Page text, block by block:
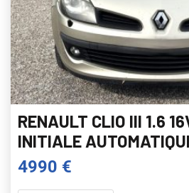
RENAULT CLIO III 1.6
INITIALE
4990 €